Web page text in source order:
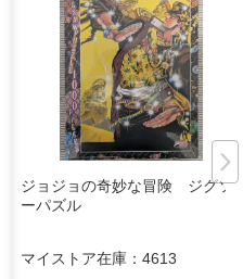
ジョジョの奇妙な冒険 ジグソ
ーパズル
マイストア在庫： 4613